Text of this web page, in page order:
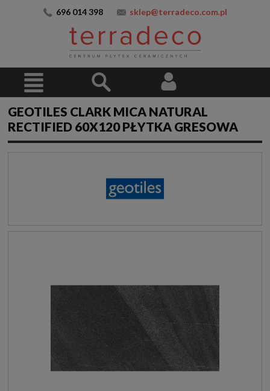
696 014 398 sklep@terradeco.com.pl
GEOTILES CLARK MICA NATURAL
RECTIFIED 60X120 PŁYTKA GRESOWA